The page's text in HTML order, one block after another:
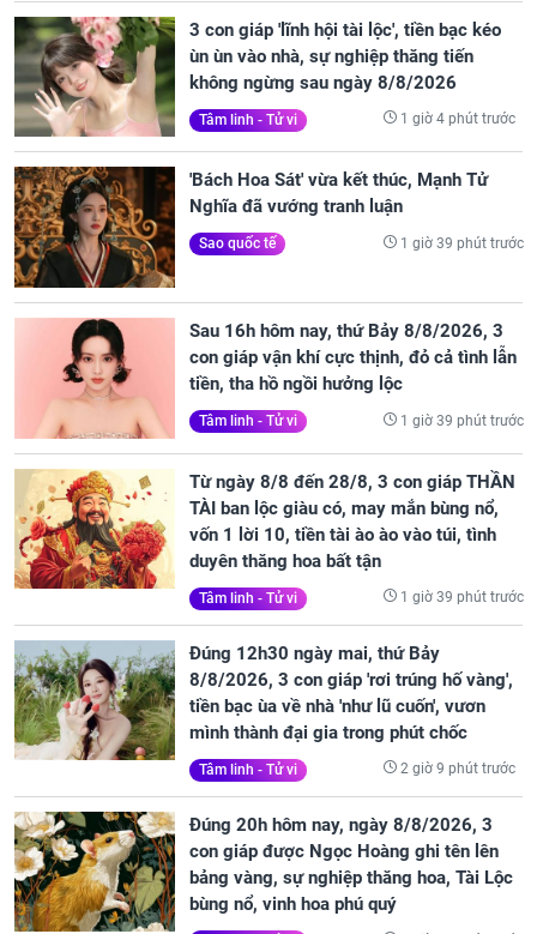
3 con giáp 'lĩnh hội tài lộc', tiền bạc kéo
ùn ùn vào nhà, sự nghiệp thăng tiến
không ngừng sau ngày 8/8/2026
Tâm linh - Tử vi 1 giờ 4 phút trước
'Bách Hoa Sát' vừa kết thúc, Mạnh Tử
Nghĩa đã vướng tranh luận
Sao quốc tế 1 giờ 39 phút trước
Sau 16h hôm nay, thứ Bảy 8/8/2026, 3
con giáp vận khí cực thịnh, đỏ cả tình lẫn
tiền, tha hồ ngồi hưởng lộc
Tâm linh - Tử vi 1 giờ 39 phút trước
Từ ngày 8/8 đến 28/8, 3 con giáp THẦN
TÀI ban lộc giàu có, may mắn bùng nổ,
vốn 1 lời 10, tiền tài ào ào vào túi, tình
duyên thăng hoa bất tận
Tâm linh - Tử vi 1 giờ 39 phút trước
Đúng 12h30 ngày mai, thứ Bảy
8/8/2026, 3 con giáp 'rơi trúng hố vàng',
tiền bạc ùa về nhà 'như lũ cuốn', vươn
mình thành đại gia trong phút chốc
Tâm linh - Tử vi 2 giờ 9 phút trước
Đúng 20h hôm nay, ngày 8/8/2026, 3
con giáp được Ngọc Hoàng ghi tên lên
bảng vàng, sự nghiệp thăng hoa, Tài Lộc
bùng nổ, vinh hoa phú quý